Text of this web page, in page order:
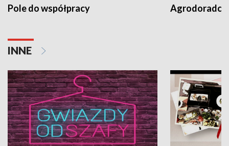
Pole do współpracy Agrodoradcy
INNE